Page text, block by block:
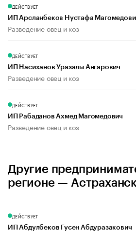
ДЕЙСТВУЕТ
ИП Арсланбеков Нустафа
Разведение овец и коз
ДЕЙСТВУЕТ
ИП Насиханов Уразалы Ангарович
Разведение овец и коз
ДЕЙСТВУЕТ
ИП Рабаданов Ахмед Магомедович
Разведение овец и коз
Другие
регионе —
ДЕЙСТВУЕТ
ИП Абдулбеков Гусен Абдуразакович